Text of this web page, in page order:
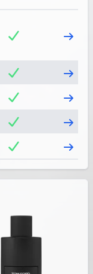
Besuch
Besuch
Besuch
Besuch
Besuch